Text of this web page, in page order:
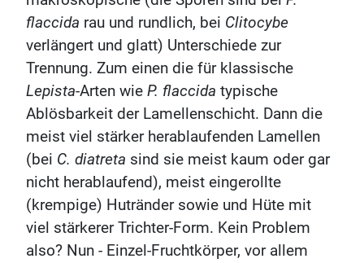
flaccida rau und rundlich, bei Clitocybe
verlängert und glatt) Unterschiede zur
Trennung. Zum einen die für klassische
Lepista-Arten wie P. flaccida typische
Ablösbarkeit der Lamellenschicht. Dann die
meist viel stärker herablaufenden Lamellen
(bei C. diatreta sind sie meist kaum oder gar
nicht herablaufend), meist eingerollte
(krempige) Hutränder sowie und Hüte mit
viel stärkerer Trichter-Form. Kein Problem
also? Nun - Einzel-Fruchtkörper, vor allem